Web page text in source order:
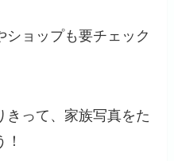
ショップも要チェック
きって、家族写真をた